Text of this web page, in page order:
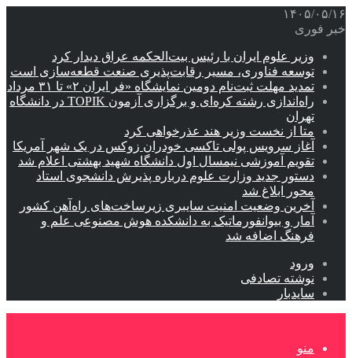
۱۴۰۵/۰۵/۱۶
خبر فوری
وزیر علوم ایران با رئیس بیت‌الحکمه عراق دیدار کرد
توسعه فناوری، مسیر رقابت‌پذیری صنعت قطعه‌سازی است
تمدید مهلت ثبت‌نام دومین نمایشگاه «فر ایران ۲» تا ۳۱ مرداد
راه‌اندازی رشته کره‌ای و برگزاری آزمون TOPIK در دانشگاه
تهران
متا از نخست وزیر هند عذرخواهی کرد
آغاز سرویس پولی تاکسی خودران زوکس در یک شهر آمریکا
تقویم آموزشی نیمسال اول دانشگاه شهید بهشتی اعلام شد
دستور جدید وزارت علوم درباره پذیرش دانشجوی استاد
محور ابلاغ شد
آخرین وضعیت امنیت سایبری زیرساخت‌های راه‌آهن کشور
آمار و بیوانفورماتیک به دانشکده هوش مصنوعی علم و
فرهنگ اضافه شد
ورود
نوشته تصادفی
سایدبار
منو